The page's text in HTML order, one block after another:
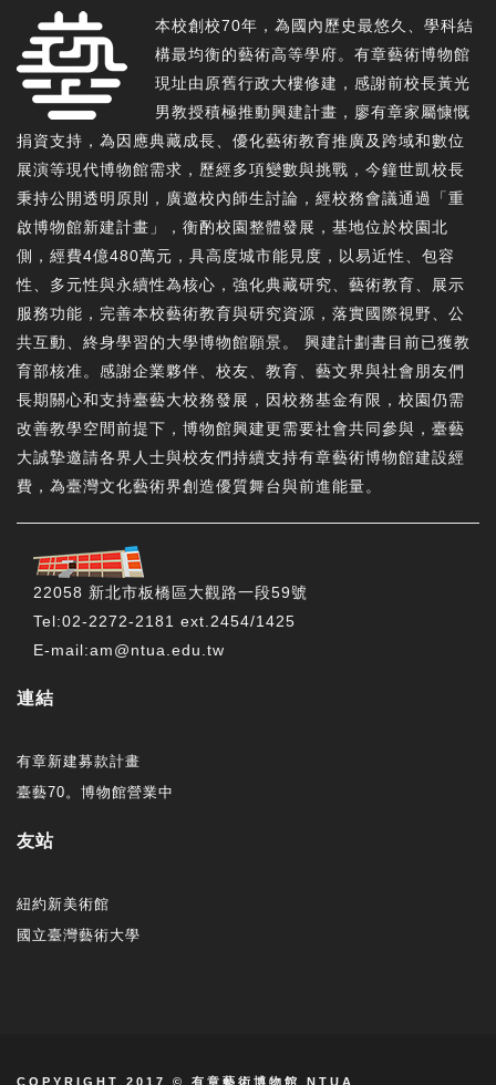
本校創校70年，為國內歷史最悠久、學科結
構最均衡的藝術高等學府。有章藝術博物館
現址由原舊行政大樓修建，感謝前校長黃光
男教授積極推動興建計畫，廖有章家屬慷慨
捐資支持，為因應典藏成長、優化藝術教育推廣及跨域和數位
展演等現代博物館需求，歷經多項變數與挑戰，今鐘世凱校長
秉持公開透明原則，廣邀校內師生討論，經校務會議通過「重
啟博物館新建計畫」，衡酌校園整體發展，基地位於校園北
側，經費4億480萬元，具高度城市能見度，以易近性、包容
性、多元性與永續性為核心，強化典藏研究、藝術教育、展示
服務功能，完善本校藝術教育與研究資源，落實國際視野、公
共互動、終身學習的大學博物館願景。 興建計劃書目前已獲教
育部核准。感謝企業夥伴、校友、教育、藝文界與社會朋友們
長期關心和支持臺藝大校務發展，因校務基金有限，校園仍需
改善教學空間前提下，博物館興建更需要社會共同參與，臺藝
大誠摯邀請各界人士與校友們持續支持有章藝術博物館建設經
費，為臺灣文化藝術界創造優質舞台與前進能量。
22058 新北市板橋區大觀路一段59號
Tel:02-2272-2181 ext.2454/1425
E-mail:am@ntua.edu.tw
連結
有章新建募款計畫
臺藝70。博物館營業中
友站
紐約新美術館
國立臺灣藝術大學
COPYRIGHT 2017 © 有章藝術博物館 NTUA